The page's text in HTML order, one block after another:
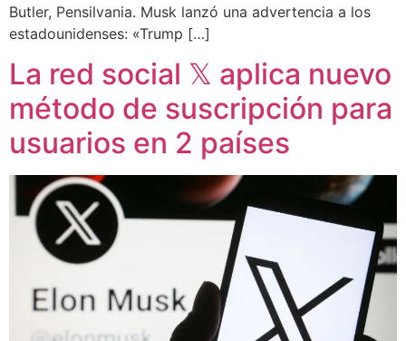
Butler, Pensilvania. Musk lanzó una advertencia a los
estadounidenses: «Trump […]
La red social 𝕏 aplica nuevo
método de suscripción para
usuarios en 2 países